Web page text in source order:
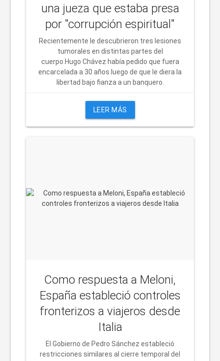
una jueza que estaba presa
por "corrupción espiritual"
Recientemente le descubrieron tres lesiones
tumorales en distintas partes del
cuerpo.Hugo Chávez había pedido que fuera
encarcelada a 30 años luego de que le diera la
libertad bajo fianza a un banquero.
LEER MÁS
Como respuesta a Meloni,
España estableció controles
fronterizos a viajeros desde
Italia
El Gobierno de Pedro Sánchez estableció
restricciones similares al cierre temporal del